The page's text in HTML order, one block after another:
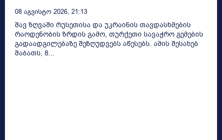
08 Აგვისტო 2026, 21:13
შავ ზღვაში რუსეთისა და უკრაინის თავდასხმების
რაოდენობის ზრდის გამო, თურქეთი სავაჭრო გემების
გადაადგილებაზე შეზღუდვებს აწესებს. ამის შესახებ
შაბათს, 8...